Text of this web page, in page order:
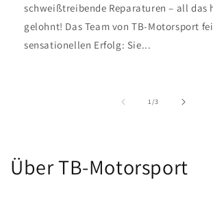
schweißtreibende Reparaturen – all das
gelohnt! Das Team von TB-Motorsport
sensationellen Erfolg: Sie...
1/von
3
Über TB-Motorsport